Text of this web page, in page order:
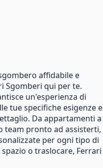
affidabile e
Sgomberi qui per te.
un'esperienza di
tue specifiche esigenze e
Da appartamenti a
team pronto ad assisterti,
per ogni tipo di
o traslocare, Ferrari